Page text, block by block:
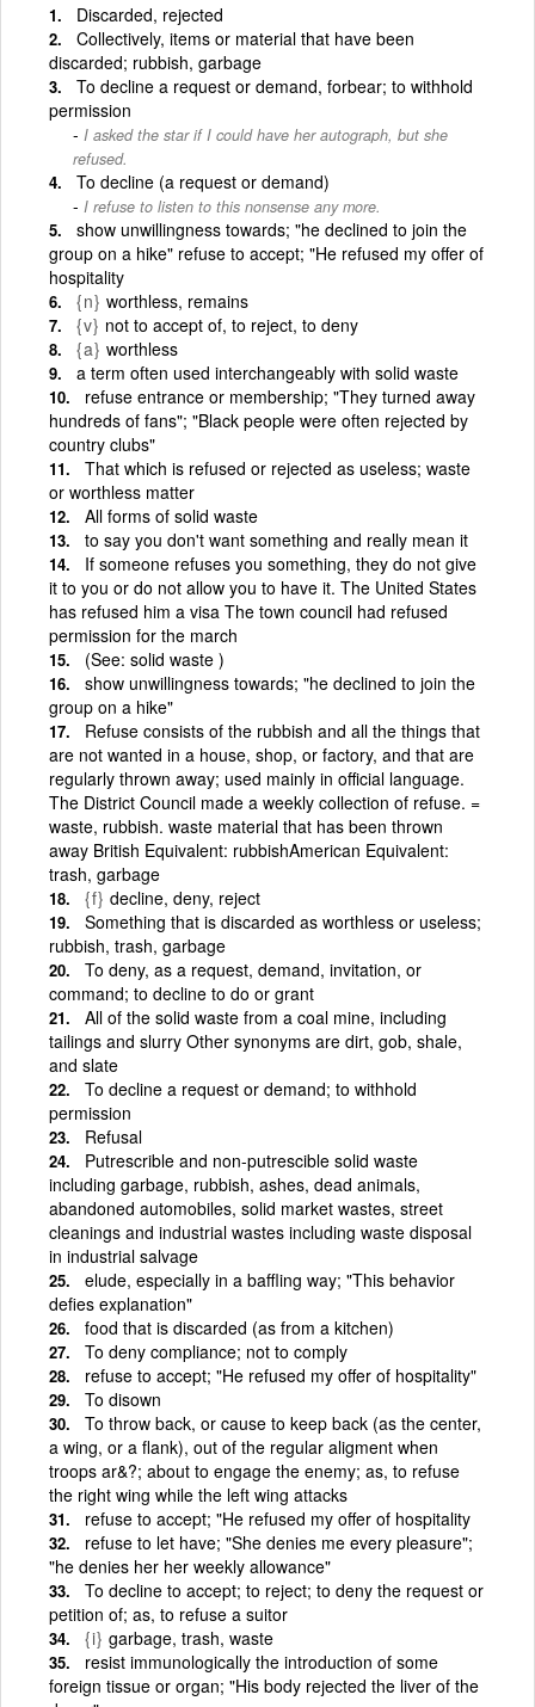
Discarded, rejected
Collectively, items or material that have been
discarded; rubbish, garbage
To decline a request or demand, forbear; to withhold
permission
I asked the star if I could have her autograph, but she
refused.
To decline (a request or demand)
I refuse to listen to this nonsense any more.
show unwillingness towards; "he declined to join the
group on a hike" refuse to accept; "He refused my offer of
hospitality
{n} worthless, remains
{v} not to accept of, to reject, to deny
{a} worthless
a term often used interchangeably with solid waste
refuse entrance or membership; "They turned away
hundreds of fans"; "Black people were often rejected by
country clubs"
That which is refused or rejected as useless; waste
or worthless matter
All forms of solid waste
to say you don't want something and really mean it
If someone refuses you something, they do not give
it to you or do not allow you to have it. The United States
has refused him a visa The town council had refused
permission for the march
(See: solid waste )
show unwillingness towards; "he declined to join the
group on a hike"
Refuse consists of the rubbish and all the things that
are not wanted in a house, shop, or factory, and that are
regularly thrown away; used mainly in official language.
The District Council made a weekly collection of refuse. =
waste, rubbish. waste material that has been thrown
away British Equivalent: rubbishAmerican Equivalent:
trash, garbage
{f} decline, deny, reject
Something that is discarded as worthless or useless;
rubbish, trash, garbage
To deny, as a request, demand, invitation, or
command; to decline to do or grant
All of the solid waste from a coal mine, including
tailings and slurry Other synonyms are dirt, gob, shale,
and slate
To decline a request or demand; to withhold
permission
Refusal
Putrescrible and non-putrescible solid waste
including garbage, rubbish, ashes, dead animals,
abandoned automobiles, solid market wastes, street
cleanings and industrial wastes including waste disposal
in industrial salvage
elude, especially in a baffling way; "This behavior
defies explanation"
food that is discarded (as from a kitchen)
To deny compliance; not to comply
refuse to accept; "He refused my offer of hospitality"
To disown
To throw back, or cause to keep back (as the center,
a wing, or a flank), out of the regular aligment when
troops ar&?; about to engage the enemy; as, to refuse
the right wing while the left wing attacks
refuse to accept; "He refused my offer of hospitality
refuse to let have; "She denies me every pleasure";
"he denies her her weekly allowance"
To decline to accept; to reject; to deny the request or
petition of; as, to refuse a suitor
{i} garbage, trash, waste
resist immunologically the introduction of some
foreign tissue or organ; "His body rejected the liver of the